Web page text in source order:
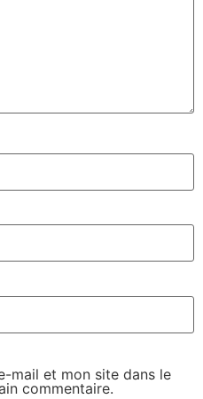
mail et mon site dans le
commentaire.